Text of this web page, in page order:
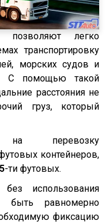
позволяют легко
транспортировку
морских судов и
С помощью такой
расстояния не
груз, который
на перевозку
контейнеров,
-ти футовых.
использования
быть равномерно
фиксацию